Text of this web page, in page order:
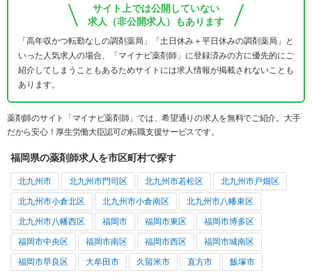
サイト上では公開していない
求人（非公開求人）もあります
「高年収かつ転勤なしの調剤薬局」「土日休み＋平日休みの調剤薬局」と
いった人気求人の場合、「マイナビ薬剤師」に登録済みの方に優先的にご
紹介してしまうこともあるためサイトには求人情報が掲載されないことも
あります。
薬剤師のサイト「マイナビ薬剤師」では、希望通りの求人を無料でご紹介。大手
だから安心！厚生労働大臣認可の転職支援サービスです。
福岡県の薬剤師求人を市区町村で探す
北九州市 北九州市門司区 北九州市若松区 北九州市戸畑区
北九州市小倉北区 北九州市小倉南区 北九州市八幡東区
北九州市八幡西区 福岡市 福岡市東区 福岡市博多区
福岡市中央区 福岡市南区 福岡市西区 福岡市城南区
福岡市早良区 大牟田市 久留米市 直方市 飯塚市